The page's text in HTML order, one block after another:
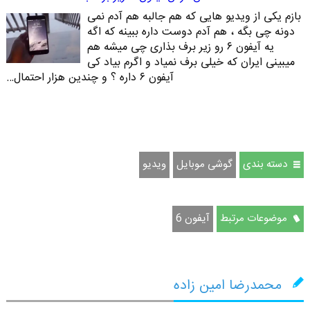
بازم یکی از ویدیو هایی که هم جالبه هم آدم نمی
دونه چی بگه ، هم آدم دوست داره ببینه که اگه
یه آیفون ۶ رو زیر برف بذاری چی میشه هم
میبینی ایران که خیلی برف نمیاد و اگرم بیاد کی
آیفون ۶ داره ؟ و چندین هزار احتمال…
دسته بندی گوشی موبایل ویدیو
موضوعات مرتبط آیفون 6
محمدرضا امین زاده